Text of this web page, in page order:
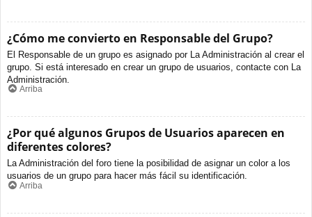
¿Cómo me convierto en Responsable del Grupo?
El Responsable de un grupo es asignado por La Administración al crear el
grupo. Si está interesado en crear un grupo de usuarios, contacte con La
Administración.
Arriba
¿Por qué algunos Grupos de Usuarios aparecen en
diferentes colores?
La Administración del foro tiene la posibilidad de asignar un color a los
usuarios de un grupo para hacer más fácil su identificación.
Arriba